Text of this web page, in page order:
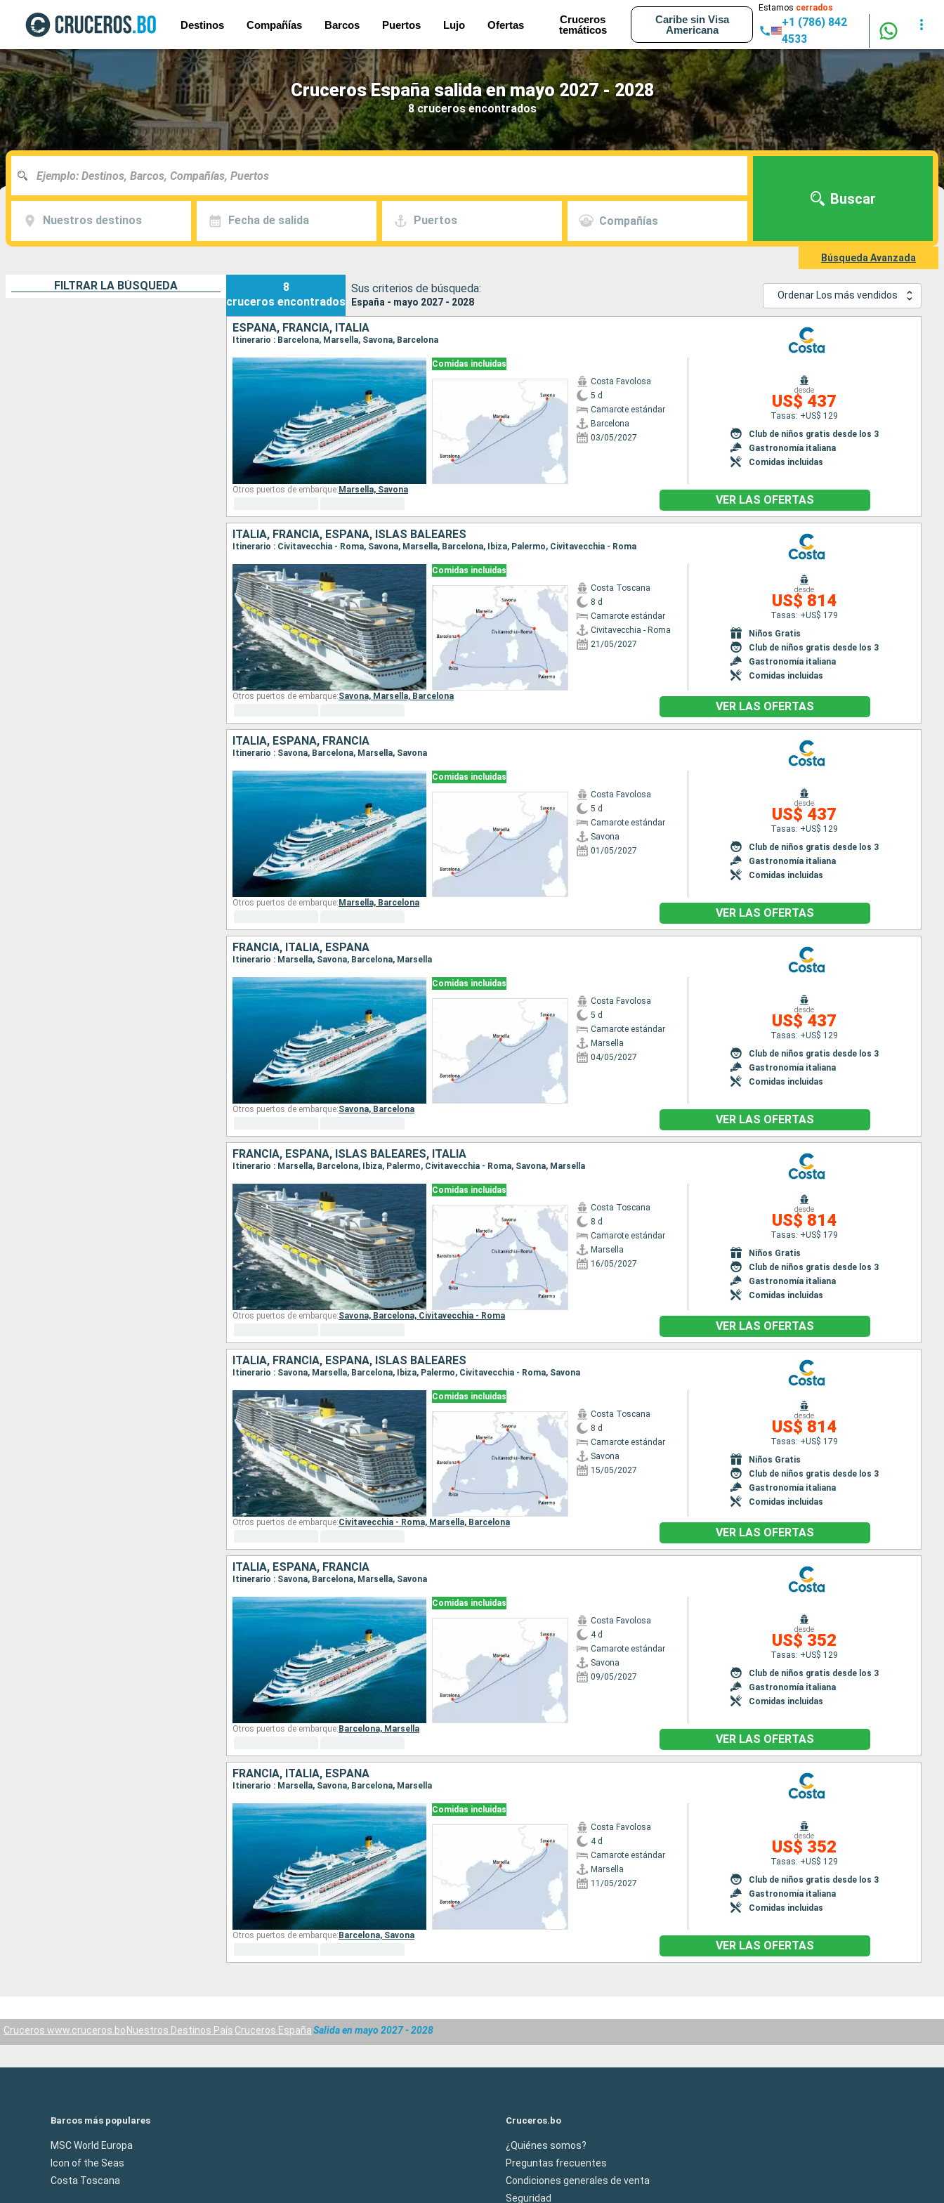
Destinos Compañías Barcos Puertos Lujo Ofertas
Cruceros
temáticos
Caribe sin Visa
Americana
Estamos cerrados
+1 (786) 842
4533
Cruceros España salida en mayo 2027 - 2028
8 cruceros encontrados
Nuestros destinos Fecha de salida Puertos Compañías
Buscar
Búsqueda Avanzada
FILTRAR LA BÚSQUEDA
8
cruceros encontrados
Sus criterios de búsqueda:
España - mayo 2027 - 2028
Ordenar Los más vendidos
ESPAÑA, FRANCIA, ITALIA
Itinerario : Barcelona, Marsella, Savona, Barcelona
Comidas incluidas
Costa Favolosa
5 d
Camarote estándar
Barcelona
03/05/2027
desde
US$ 437
Tasas: +US$ 129
Club de niños gratis desde los 3
Gastronomía italiana
Comidas incluidas
Otros puertos de embarque: Marsella, Savona
VER LAS OFERTAS
ITALIA, FRANCIA, ESPAÑA, ISLAS BALEARES
Itinerario : Civitavecchia - Roma, Savona, Marsella, Barcelona, Ibiza, Palermo, Civitavecchia - Roma
Comidas incluidas
Costa Toscana
8 d
Camarote estándar
Civitavecchia - Roma
21/05/2027
desde
US$ 814
Tasas: +US$ 179
Niños Gratis
Club de niños gratis desde los 3
Gastronomía italiana
Comidas incluidas
Otros puertos de embarque:Savona, Marsella, Barcelona
VER LAS OFERTAS
ITALIA, ESPAÑA, FRANCIA
Itinerario : Savona, Barcelona, Marsella, Savona
Comidas incluidas
Costa Favolosa
5 d
Camarote estándar
Savona
01/05/2027
desde
US$ 437
Tasas: +US$ 129
Club de niños gratis desde los 3
Gastronomía italiana
Comidas incluidas
Otros puertos de embarque: Marsella, Barcelona
VER LAS OFERTAS
FRANCIA, ITALIA, ESPAÑA
Itinerario : Marsella, Savona, Barcelona, Marsella
Comidas incluidas
Costa Favolosa
5 d
Camarote estándar
Marsella
04/05/2027
desde
US$ 437
Tasas: +US$ 129
Club de niños gratis desde los 3
Gastronomía italiana
Comidas incluidas
Otros puertos de embarque:Savona, Barcelona
VER LAS OFERTAS
FRANCIA, ESPAÑA, ISLAS BALEARES, ITALIA
Itinerario : Marsella, Barcelona, Ibiza, Palermo, Civitavecchia - Roma, Savona, Marsella
Comidas incluidas
Costa Toscana
8 d
Camarote estándar
Marsella
16/05/2027
desde
US$ 814
Tasas: +US$ 179
Niños Gratis
Club de niños gratis desde los 3
Gastronomía italiana
Comidas incluidas
Otros puertos de embarque:Savona, Barcelona, Civitavecchia - Roma
VER LAS OFERTAS
ITALIA, FRANCIA, ESPAÑA, ISLAS BALEARES
Itinerario : Savona, Marsella, Barcelona, Ibiza, Palermo, Civitavecchia - Roma, Savona
Comidas incluidas
Costa Toscana
8 d
Camarote estándar
Savona
15/05/2027
desde
US$ 814
Tasas: +US$ 179
Niños Gratis
Club de niños gratis desde los 3
Gastronomía italiana
Comidas incluidas
Otros puertos de embarque:Civitavecchia - Roma, Marsella, Barcelona
VER LAS OFERTAS
ITALIA, ESPAÑA, FRANCIA
Itinerario : Savona, Barcelona, Marsella, Savona
Comidas incluidas
Costa Favolosa
4 d
Camarote estándar
Savona
09/05/2027
desde
US$ 352
Tasas: +US$ 129
Club de niños gratis desde los 3
Gastronomía italiana
Comidas incluidas
Otros puertos de embarque: Barcelona, Marsella
VER LAS OFERTAS
FRANCIA, ITALIA, ESPAÑA
Itinerario : Marsella, Savona, Barcelona, Marsella
Comidas incluidas
Costa Favolosa
4 d
Camarote estándar
Marsella
11/05/2027
desde
US$ 352
Tasas: +US$ 129
Club de niños gratis desde los 3
Gastronomía italiana
Comidas incluidas
Otros puertos de embarque: Barcelona, Savona
VER LAS OFERTAS
Cruceros www.cruceros.bo Nuestros Destinos País Cruceros EspañaSalida en mayo 2027 - 2028
Barcos más populares
MSC World Europa
Icon of the Seas
Costa Toscana
Cruceros.bo
¿Quiénes somos?
Preguntas frecuentes
Condiciones generales de venta
Seguridad